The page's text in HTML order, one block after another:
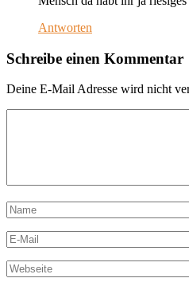
Antworten
Schreibe einen Kommentar
Deine E-Mail Adresse wird nicht